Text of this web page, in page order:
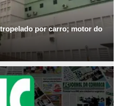
por carro; motor do